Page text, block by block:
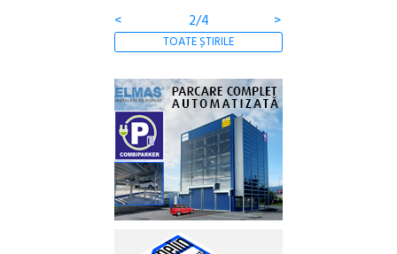
<
2/4 >
TOATE ȘTIRILE